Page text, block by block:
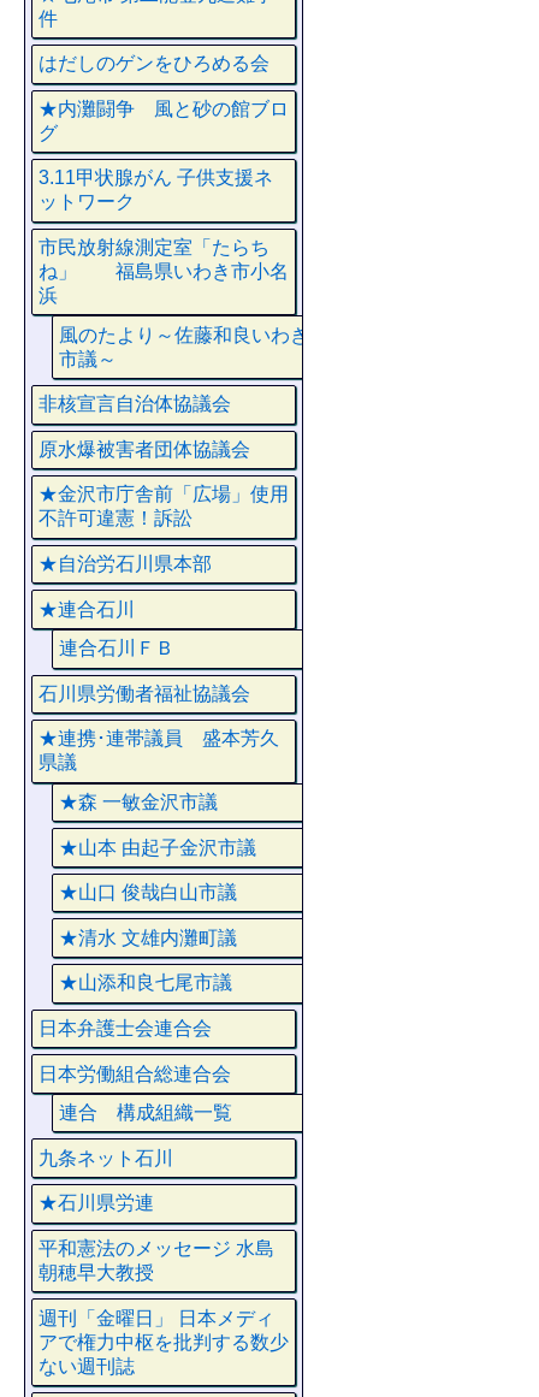
件
はだしのゲンをひろめる会
★内灘闘争 風と砂の館ブロ
グ
3.11甲状腺がん 子供支援ネ
ットワーク
市民放射線測定室「たらち
ね」 福島県いわき市小名
浜
風のたより～佐藤和良いわき
市議～
非核宣言自治体協議会
原水爆被害者団体協議会
★金沢市庁舎前「広場」使用
不許可違憲！訴訟
★自治労石川県本部
★連合石川
連合石川ＦＢ
石川県労働者福祉協議会
★連携･連帯議員 盛本芳久
県議
★森 一敏金沢市議
★山本 由起子金沢市議
★山口 俊哉白山市議
★清水 文雄内灘町議
★山添和良七尾市議
日本弁護士会連合会
日本労働組合総連合会
連合 構成組織一覧
九条ネット石川
★石川県労連
平和憲法のメッセージ 水島
朝穂早大教授
週刊「金曜日」 日本メディ
アで権力中枢を批判する数少
ない週刊誌